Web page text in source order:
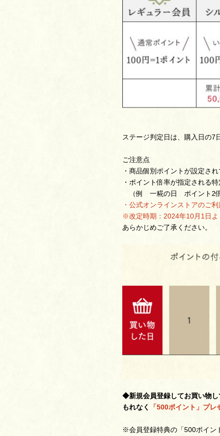
ステージ判定日は、購入日の7
ご注意点
・商品個別ポイントが設定さ
・ポイント倍率が指定される
（例 一糀の日 ポイント2倍
・公式オンラインストアのご
※改定時期：2024年10月1日よ
あらかじめご了承ください。
◆新規会員登録してお買い物し
もれなく
「500ポイント」プレ
※会員登録特典の「500ポイン